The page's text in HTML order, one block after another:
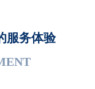
服务体验